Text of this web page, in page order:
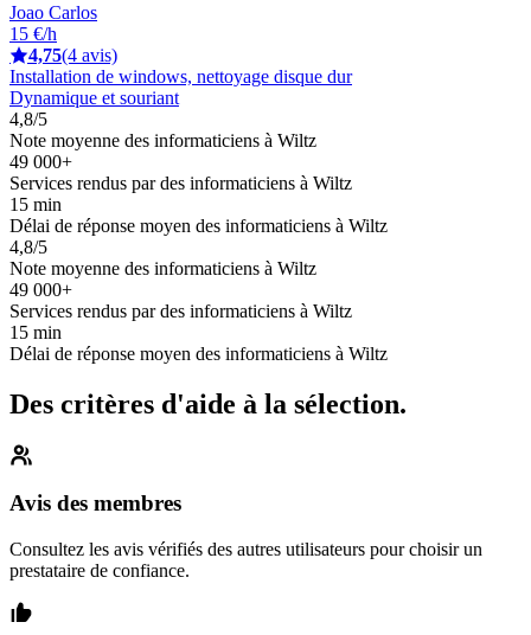
Joao Carlos
15 €/h
4,75(4 avis)
Installation de windows, nettoyage disque dur
Dynamique et souriant
4,8/5
Note moyenne des informaticiens à Wiltz
49 000+
Services rendus par des informaticiens à Wiltz
15 min
Délai de réponse moyen des informaticiens à Wiltz
4,8/5
Note moyenne des informaticiens à Wiltz
49 000+
Services rendus par des informaticiens à Wiltz
15 min
Délai de réponse moyen des informaticiens à Wiltz
Des critères d'aide à la sélection.
Avis des membres
Consultez les avis vérifiés des autres utilisateurs pour choisir un
prestataire de confiance.